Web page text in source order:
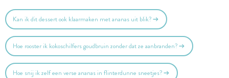
Kan ik dit dessert ook klaarmaken met ananas uit blik?
Hoe rooster ik kokoschilfers goudbruin zonder dat ze aanbranden?
Hoe snij ik zelf een verse ananas in flinterdunne sneetjes?